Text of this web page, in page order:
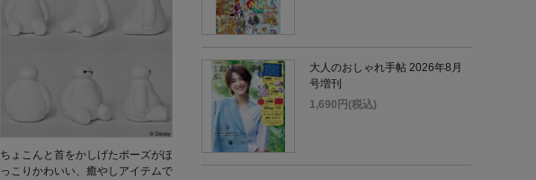
ちょこんと首をかしげたポーズがほ
っこりかわいい、癒やしアイテムで
大人のおしゃれ手帖 2026年8月
号増刊
1,690円(税込)